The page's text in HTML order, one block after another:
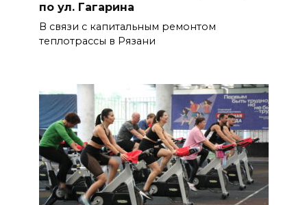
по ул. Гагарина
В связи с капитальным ремонтом
теплотрассы в Рязани